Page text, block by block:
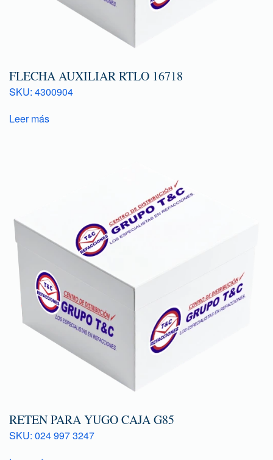
FLECHA AUXILIAR RTLO 16718
SKU: 4300904
Leer más
RETEN PARA YUGO CAJA G85
SKU: 024 997 3247